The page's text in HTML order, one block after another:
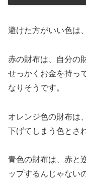
避けた方がいい色は、
赤の財布は、自分の
せっかくお金を持っ
なりそうです。
オレンジ色の財布は
下げてしまう色とさ
青色の財布は、赤と
ップするんじゃない